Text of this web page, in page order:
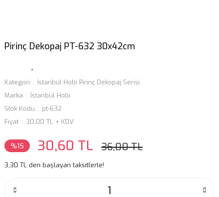
Pirinç Dekopaj PT-632 30x42cm
Kategori
İstanbul Hobi Pirinç Dekopaj Serisi
Marka
İstanbul Hobi
Stok Kodu
pt-632
Fiyat
30,00 TL + KDV
%15 30,60 TL 36,00 TL
3,30 TL den başlayan taksitlerle!